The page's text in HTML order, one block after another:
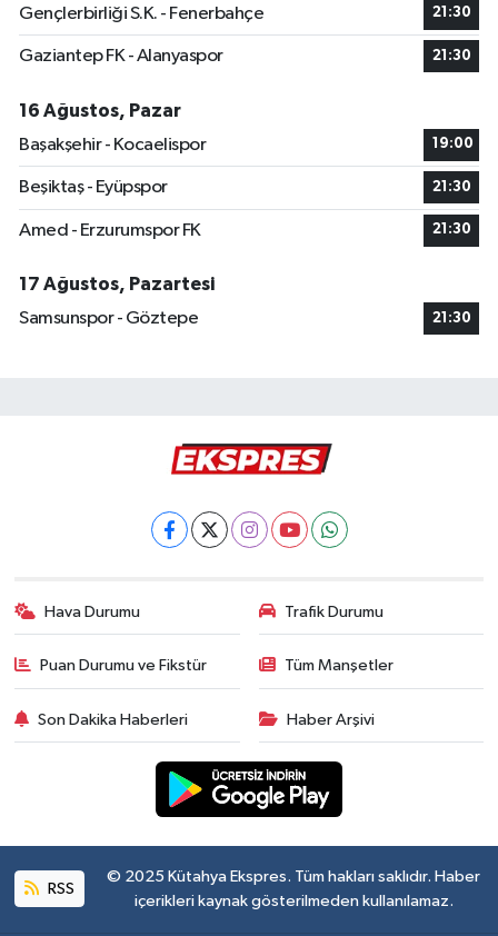
Gençlerbirliği S.K. - Fenerbahçe 21:30
Gaziantep FK - Alanyaspor 21:30
16 Ağustos, Pazar
Başakşehir - Kocaelispor
19:00
Beşiktaş - Eyüpspor 21:30
Amed - Erzurumspor FK 21:30
17 Ağustos, Pazartesi
Samsunspor - Göztepe
21:30
Hava Durumu Trafik Durumu
Puan Durumu ve Fikstür Tüm Manşetler
Son Dakika Haberleri Haber Arşivi
RSS
© 2025 Kütahya Ekspres. Tüm hakları saklıdır. Haber
içerikleri kaynak gösterilmeden kullanılamaz.